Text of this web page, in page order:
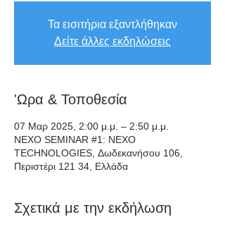
Τα εισιτήρια εξαντλήθηκαν
Δείτε άλλες εκδηλώσεις
'Ωρα & Τοποθεσία
07 Μαρ 2025, 2:00 μ.μ. – 2:50 μ.μ.
NEXO SEMINAR #1: NEXO
TECHNOLOGIES, Δωδεκανήσου 106,
Περιστέρι 121 34, Ελλάδα
Σχετικά με την εκδήλωση